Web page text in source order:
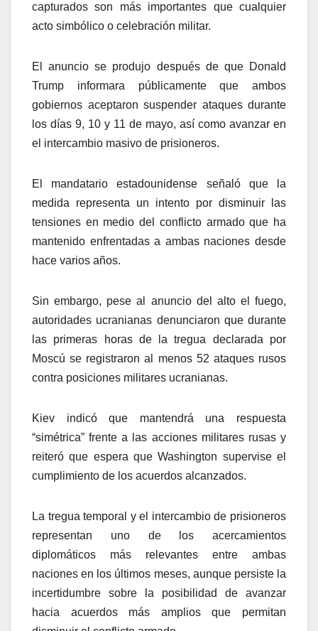
capturados son más importantes que cualquier
acto simbólico o celebración militar.
El anuncio se produjo después de que Donald
Trump informara públicamente que ambos
gobiernos aceptaron suspender ataques durante
los días 9, 10 y 11 de mayo, así como avanzar en
el intercambio masivo de prisioneros.
El mandatario estadounidense señaló que la
medida representa un intento por disminuir las
tensiones en medio del conflicto armado que ha
mantenido enfrentadas a ambas naciones desde
hace varios años.
Sin embargo, pese al anuncio del alto el fuego,
autoridades ucranianas denunciaron que durante
las primeras horas de la tregua declarada por
Moscú se registraron al menos 52 ataques rusos
contra posiciones militares ucranianas.
Kiev indicó que mantendrá una respuesta
“simétrica” frente a las acciones militares rusas y
reiteró que espera que Washington supervise el
cumplimiento de los acuerdos alcanzados.
La tregua temporal y el intercambio de prisioneros
representan uno de los acercamientos
diplomáticos más relevantes entre ambas
naciones en los últimos meses, aunque persiste la
incertidumbre sobre la posibilidad de avanzar
hacia acuerdos más amplios que permitan